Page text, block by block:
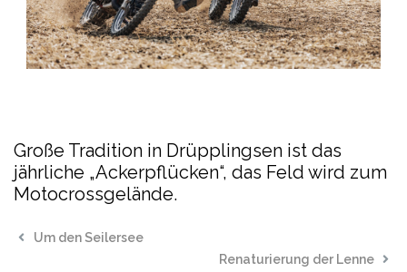
Große Tradition in Drüpplingsen ist das
jährliche „Ackerpflücken“, das Feld wird zum
Motocrossgelände.
Um den Seilersee
Renaturierung der Lenne